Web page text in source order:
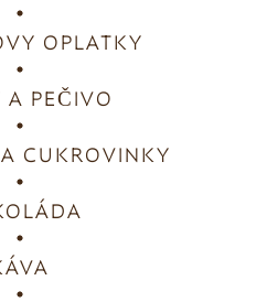
OPLATKY
A PEČIVO
CUKROVINKY